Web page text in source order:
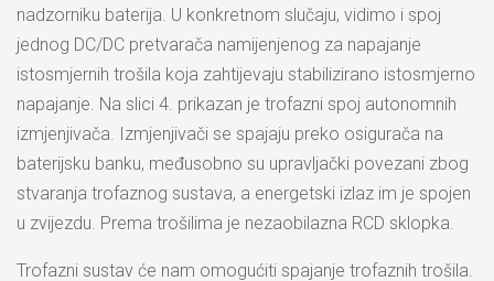
nadzorniku baterija. U konkretnom slučaju, vidimo i spoj
jednog DC/DC pretvarača namijenjenog za napajanje
istosmjernih trošila koja zahtijevaju stabilizirano istosmjerno
napajanje. Na slici 4. prikazan je trofazni spoj autonomnih
izmjenjivača. Izmjenjivači se spajaju preko osigurača na
baterijsku banku, međusobno su upravljački povezani zbog
stvaranja trofaznog sustava, a energetski izlaz im je spojen
u zvijezdu. Prema trošilima je nezaobilazna RCD sklopka.
Trofazni sustav će nam omogućiti spajanje trofaznih trošila.